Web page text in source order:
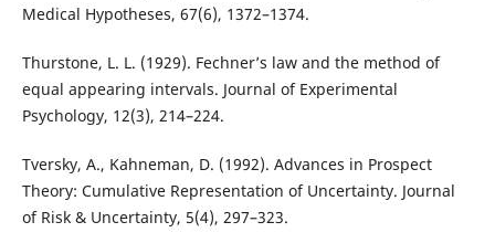
Medical Hypotheses, 67(6), 1372–1374.
Thurstone, L. L. (1929). Fechner’s law and the method of
equal appearing intervals. Journal of Experimental
Psychology, 12(3), 214–224.
Tversky, A., Kahneman, D. (1992). Advances in Prospect
Theory: Cumulative Representation of Uncertainty. Journal
of Risk & Uncertainty, 5(4), 297–323.